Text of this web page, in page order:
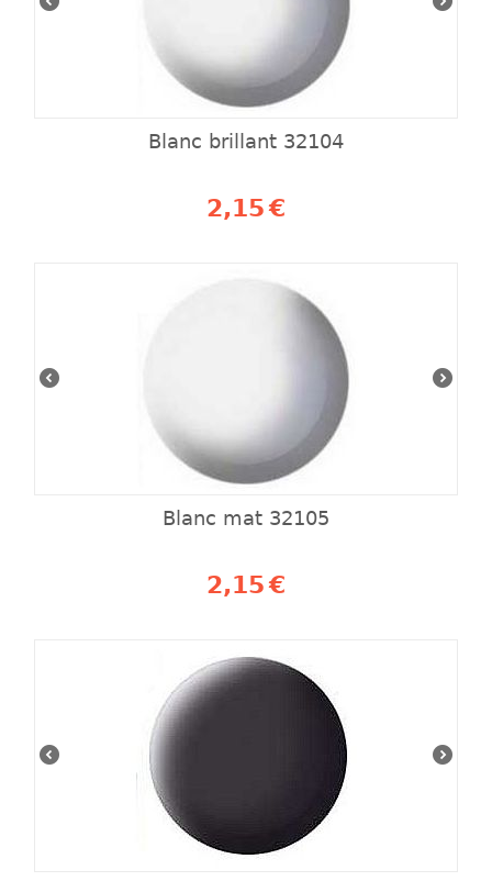
Blanc brillant 32104
2,15 €
Blanc mat 32105
2,15 €